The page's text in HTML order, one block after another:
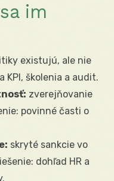
im
existujú, ale nie
KPI, školenia a audit.
zverejňovanie
povinné časti o
skryté sankcie vo
dohľad HR a